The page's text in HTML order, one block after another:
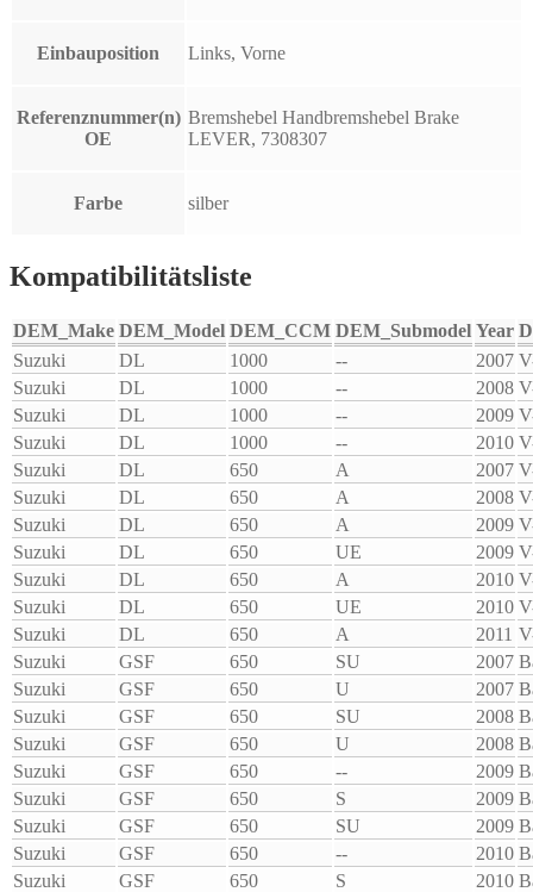
Einbauposition Links, Vorne
Referenznummer(n)
OE
Bremshebel Handbremshebel Brake
LEVER, 7308307
Farbe silber
Kompatibilitätsliste
DEM_Make DEM_Model DEM_CCM DEM_Submodel Year
Suzuki
DL 1000 -- 2007
Suzuki
DL 1000 -- 2008
Suzuki
DL 1000 -- 2009
Suzuki
DL 1000 -- 2010
Suzuki
DL 650 A 2007
Suzuki
DL 650 A 2008
Suzuki
DL 650 A 2009
Suzuki
DL 650 UE 2009
Suzuki
DL 650 A 2010
Suzuki
DL 650 UE 2010
Suzuki
DL 650 A 2011
Suzuki
GSF 650 SU 2007
Suzuki
GSF 650 U 2007
Suzuki
GSF 650 SU 2008
Suzuki
GSF 650 U 2008
Suzuki
GSF 650 -- 2009
Suzuki
GSF 650 S 2009
Suzuki
GSF 650 SU 2009
Suzuki
GSF 650 -- 2010
Suzuki
GSF 650 S 2010